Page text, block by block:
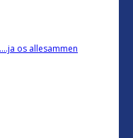
os allesammen